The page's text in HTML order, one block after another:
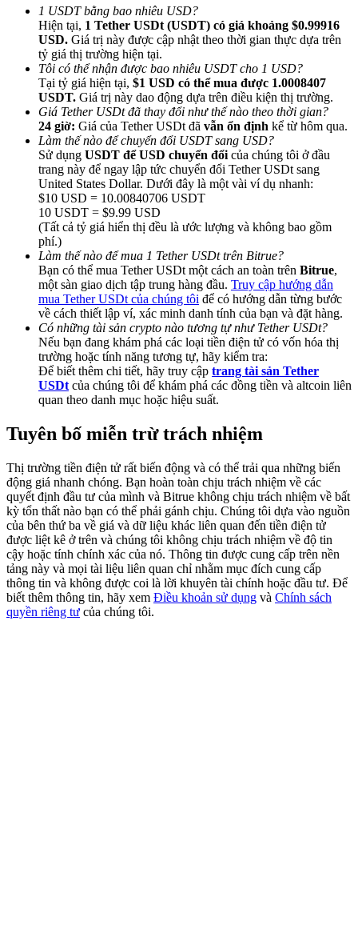
Lên đến 65% hoa hồng!
Giới thiệu
Mời một người bạn để nhận phần thưởng tiền mặt
BTC Welcome Rewards
Deposit & Trade BTC to Share 25000 USDT prize pool!
Deposit CASHCAT & Win
Share 500000 CASHCAT prize pool
Exclusive for BitMart Users
1 USDT bằng bao nhiêu USD?
Hiện tại, 1 Tether USDt (USDT) có giá khoảng $0.99916
USD. Giá trị này được cập nhật theo thời gian thực dựa trên
tỷ giá thị trường hiện tại.
Tôi có thể nhận được bao nhiêu USDT cho 1 USD?
Tại tỷ giá hiện tại, $1 USD có thể mua được 1.0008407
USDT. Giá trị này dao động dựa trên điều kiện thị trường.
Giá Tether USDt đã thay đổi như thế nào theo thời gian?
24 giờ: Giá của Tether USDt đã vẫn ổn định kể từ hôm qua.
Làm thế nào để chuyển đổi USDT sang USD?
Sử dụng USDT để USD chuyển đổi của chúng tôi ở đầu
trang này để ngay lập tức chuyển đổi Tether USDt sang
United States Dollar. Dưới đây là một vài ví dụ nhanh:
$10 USD = 10.00840706 USDT
10 USDT = $9.99 USD
(Tất cả tỷ giá hiển thị đều là ước lượng và không bao gồm
phí.)
Làm thế nào để mua 1 Tether USDt trên Bitrue?
Bạn có thể mua Tether USDt một cách an toàn trên Bitrue,
một sàn giao dịch tập trung hàng đầu. Truy cập hướng dẫn
mua Tether USDt của chúng tôi để có hướng dẫn từng bước
về cách thiết lập ví, xác minh danh tính của bạn và đặt hàng.
Có những tài sản crypto nào tương tự như Tether USDt?
Nếu bạn đang khám phá các loại tiền điện tử có vốn hóa thị
trường hoặc tính năng tương tự, hãy kiểm tra:
Để biết thêm chi tiết, hãy truy cập trang tài sản Tether
USDt của chúng tôi để khám phá các đồng tiền và altcoin liên
quan theo danh mục hoặc hiệu suất.
Tuyên bố miễn trừ trách nhiệm
Thị trường tiền điện tử rất biến động và có thể trải qua những biến
động giá nhanh chóng. Bạn hoàn toàn chịu trách nhiệm về các
quyết định đầu tư của mình và Bitrue không chịu trách nhiệm về bất
kỳ tổn thất nào bạn có thể phải gánh chịu. Chúng tôi dựa vào nguồn
của bên thứ ba về giá và dữ liệu khác liên quan đến tiền điện tử
được liệt kê ở trên và chúng tôi không chịu trách nhiệm về độ tin
cậy hoặc tính chính xác của nó. Thông tin được cung cấp trên nền
tảng này và mọi tài liệu liên quan chỉ nhằm mục đích cung cấp
thông tin và không được coi là lời khuyên tài chính hoặc đầu tư. Để
biết thêm thông tin, hãy xem Điều khoản sử dụng và Chính sách
quyền riêng tư của chúng tôi.